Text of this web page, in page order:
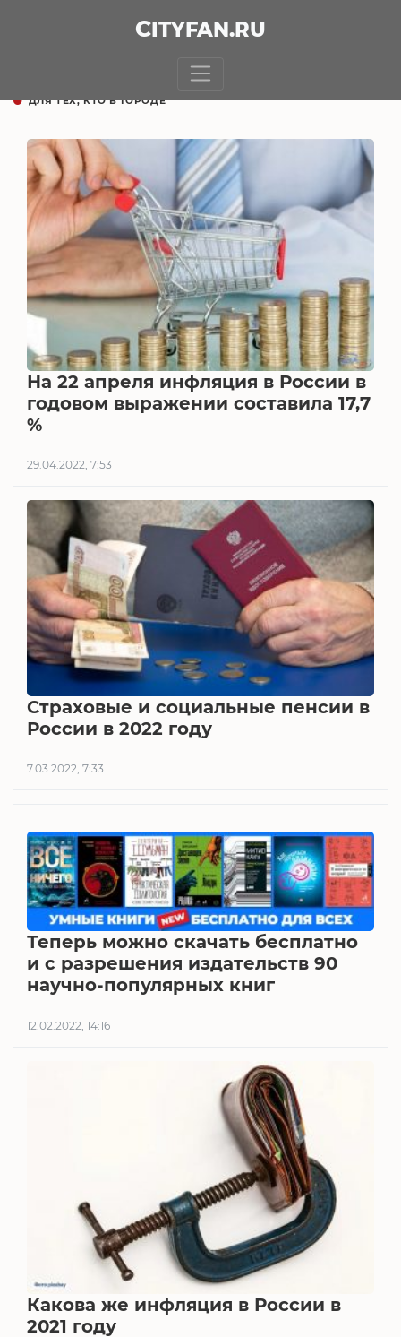
CITYFAN.RU
ДЛЯ ТЕХ, КТО В ГОРОДЕ
На 22 апреля инфляция в России в
годовом выражении составила 17,7
%
29.04.2022, 7:53
Страховые и социальные пенсии в
России в 2022 году
7.03.2022, 7:33
Теперь можно скачать бесплатно
и с разрешения издательств 90
научно-популярных книг
12.02.2022, 14:16
Какова же инфляция в России в
2021 году